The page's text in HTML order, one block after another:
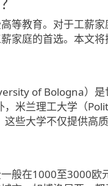
等教育。对于工薪
家庭的首选。本文
of Bologna）是
米兰理工大学（
些大学不仅提供高
般在1000至3000欧